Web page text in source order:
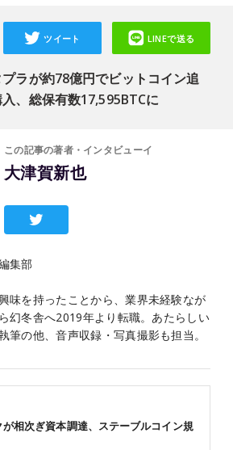
ラが約78億円でビットコイン追
、総保有数17,595BTCに
ツイート LINEで送る
この記事の著者・インタビューイ
大津賀新也
集部
味を持ったことから、業界未経験なが
幻冬舎へ2019年より転職。あたらしい
筆の他、音声収録・写真撮影も担当。
相次ぎ資本調達、ステーブルコイン規